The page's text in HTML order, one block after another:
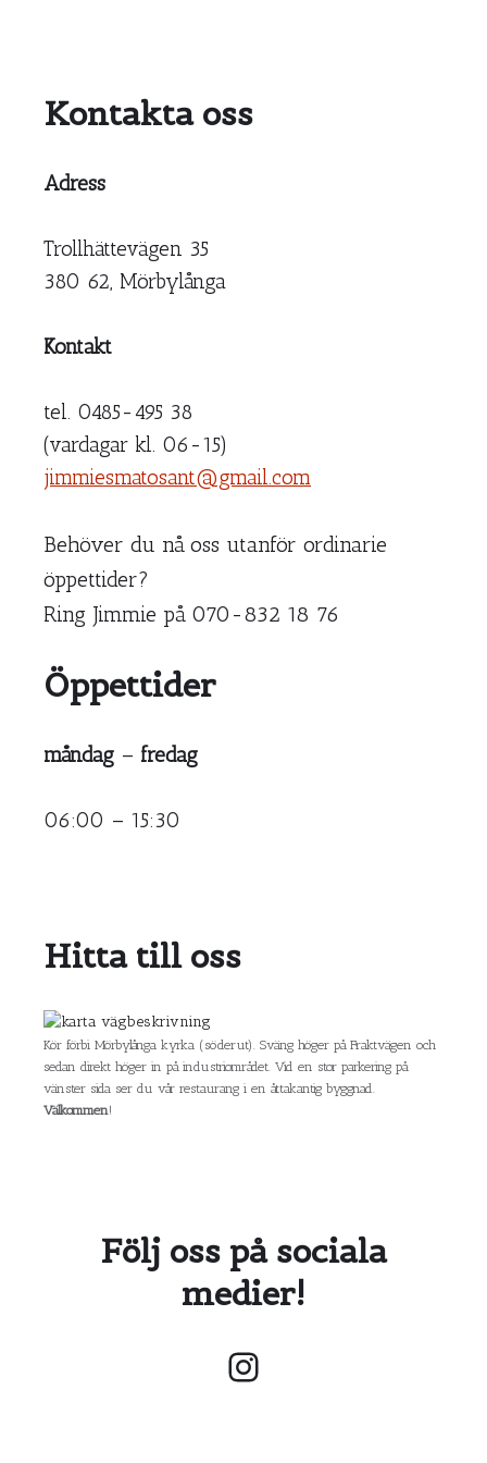
Kontakta oss
Adress
Trollhättevägen 35
380 62, Mörbylånga
Kontakt
tel. 0485-495 38
(vardagar kl. 06-15)
jimmiesmatosant@gmail.com
Behöver du nå oss utanför ordinarie
öppettider?
Ring Jimmie på 070-832 18 76
Öppettider
måndag – fredag
06:00 – 15:30
Hitta till oss
Kör förbi Mörbylånga kyrka (söderut). Sväng höger på Fraktvägen och
sedan direkt höger in på industriområdet. Vid en stor parkering på
vänster sida ser du vår restaurang i en åttakantig byggnad.
Välkommen!
Följ oss på sociala
medier!